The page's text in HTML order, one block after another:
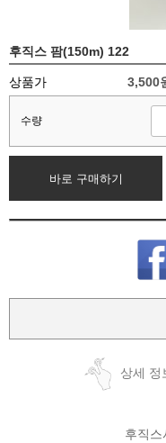
후직스 팜(150m) 122
상품가 3,500
수량
바로 구매하기
상세 정
후직